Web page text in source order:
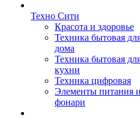
Техно Сити
Красота и здоровье
Техника бытовая
дома
Техника бытовая
кухни
Техника цифровая
Элементы питания и
фонари